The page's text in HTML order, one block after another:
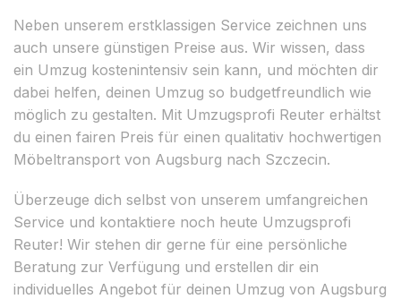
Neben unserem erstklassigen Service zeichnen uns
auch unsere günstigen Preise aus. Wir wissen, dass
ein Umzug kostenintensiv sein kann, und möchten dir
dabei helfen, deinen Umzug so budgetfreundlich wie
möglich zu gestalten. Mit Umzugsprofi Reuter erhältst
du einen fairen Preis für einen qualitativ hochwertigen
Möbeltransport von Augsburg nach Szczecin.
Überzeuge dich selbst von unserem umfangreichen
Service und kontaktiere noch heute Umzugsprofi
Reuter! Wir stehen dir gerne für eine persönliche
Beratung zur Verfügung und erstellen dir ein
individuelles Angebot für deinen Umzug von Augsburg